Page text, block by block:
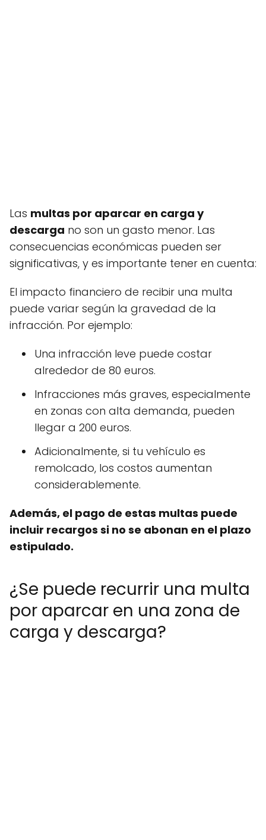
Las multas por aparcar en carga y
descarga no son un gasto menor. Las
consecuencias económicas pueden ser
significativas, y es importante tener en cuenta:
El impacto financiero de recibir una multa
puede variar según la gravedad de la
infracción. Por ejemplo:
Una infracción leve puede costar
alrededor de 80 euros.
Infracciones más graves, especialmente
en zonas con alta demanda, pueden
llegar a 200 euros.
Adicionalmente, si tu vehículo es
remolcado, los costos aumentan
considerablemente.
Además, el pago de estas multas puede
incluir recargos si no se abonan en el plazo
estipulado.
¿Se puede recurrir una multa
por aparcar en una zona de
carga y descarga?